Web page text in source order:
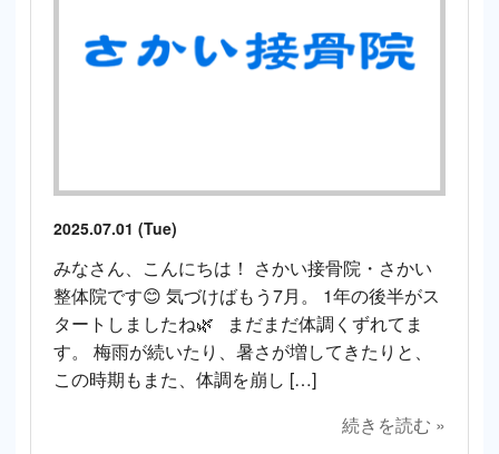
2025.07.01 (Tue)
みなさん、こんにちは！ さかい接骨院・さかい
整体院です😊 気づけばもう7月。 1年の後半がス
タートしましたね🌿 まだまだ体調くずれてま
す。 梅雨が続いたり、暑さが増してきたりと、
この時期もまた、体調を崩し […]
続きを読む »